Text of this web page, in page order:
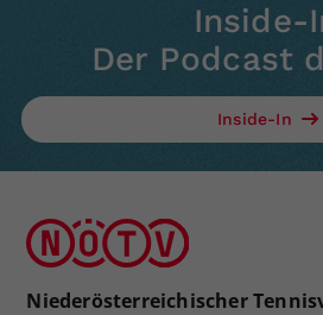
Inside-
Der Podcast
Inside-In
Niederösterreichischer